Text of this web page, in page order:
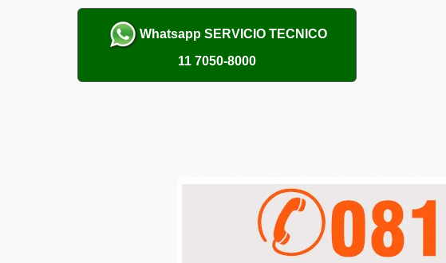
Whatsapp SERVICIO TECNICO
11 7050-8000